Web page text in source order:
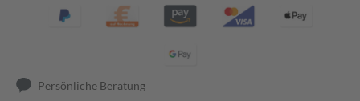
Persönliche Beratung